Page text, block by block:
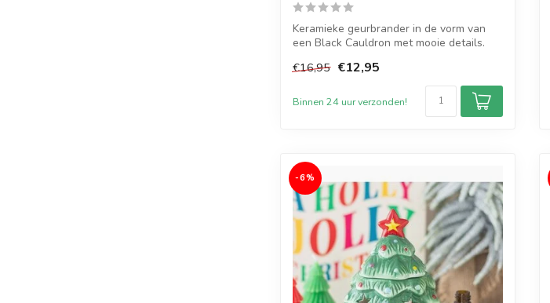
Keramieke geurbrander in de vorm van
een Black Cauldron met mooie details.
€16,95 €12,95
Binnen 24 uur verzonden!
-6%